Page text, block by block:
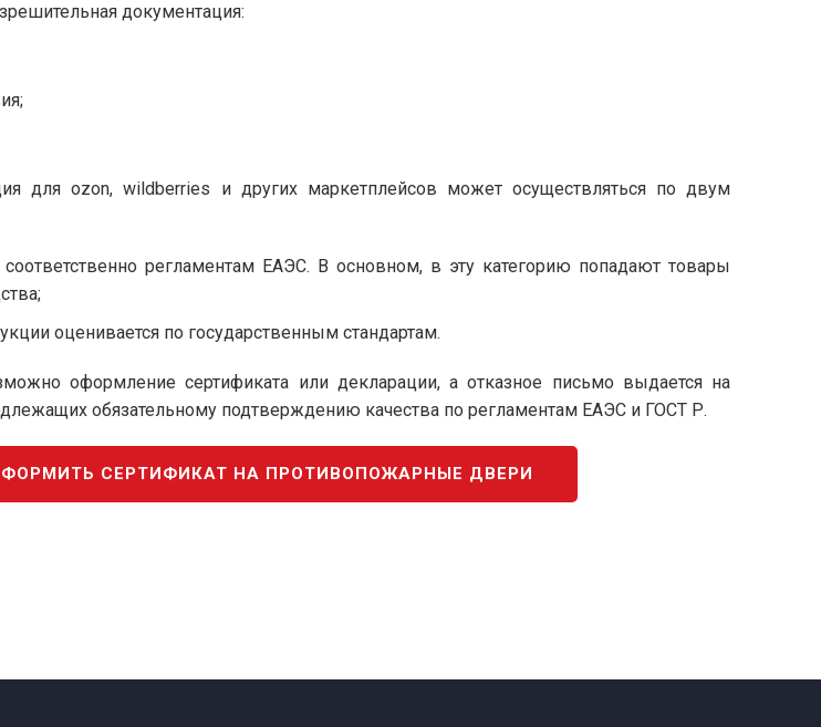
документация:
для ozon, wildberries и других маркетплейсов может осуществляться по двум
соответственно регламентам ЕАЭС. В основном, в эту категорию попадают товары
оценивается по государственным стандартам.
оформление сертификата или декларации, а отказное письмо выдается на
обязательному подтверждению качества по регламентам ЕАЭС и ГОСТ Р.
СЕРТИФИКАТ НА ПРОТИВОПОЖАРНЫЕ ДВЕРИ